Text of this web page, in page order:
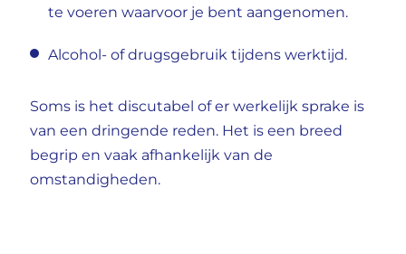
te voeren waarvoor je bent aangenomen.
Alcohol- of drugsgebruik tijdens werktijd.
Soms is het discutabel of er werkelijk sprake is
van een dringende reden. Het is een breed
begrip en vaak afhankelijk van de
omstandigheden.